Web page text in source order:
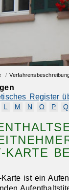
/
Register
L M N O P Q
KARTE
Karte ist ein